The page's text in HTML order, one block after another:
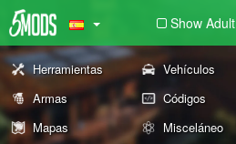
Show Adult
Herramientas Vehículos
Armas
Códigos
Mapas
Misceláneo